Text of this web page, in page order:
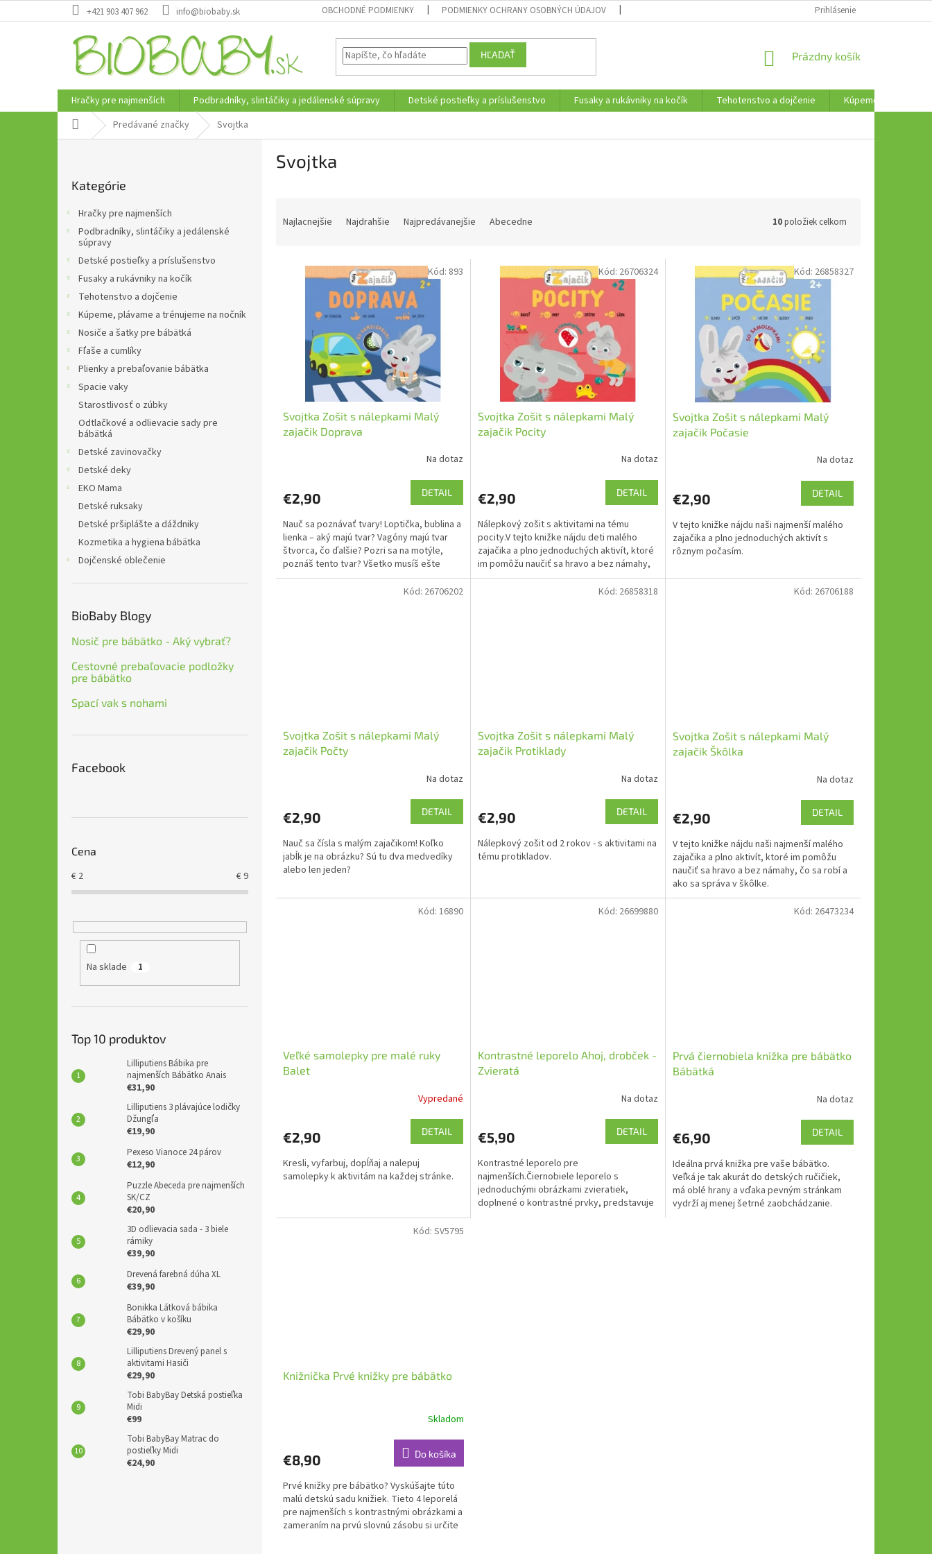
na
+421 903 407 962 info@biobaby.sk OBCHODNÉ PODMIENKY PODMIENKY OCHRANY OSOBNÝCH ÚDAJOV Prihlásenie
HĽADAŤ
NÁKUPNÝ
Prázdny košík
Hračky pre najmenších Podbradníky, slintáčiky a jedálenské súpravy Detské postieľky a príslušenstvo Fusaky a rukávniky na kočík Tehotenstvo a dojčenie
Kúpeme, plávame a
DomovPredávané značky Svojtka
kategórie
Kategórie
Hračky pre najmenších
Podbradníky, slintáčiky a jedálenské
súpravy
Detské postieľky a príslušenstvo
Fusaky a rukávniky na kočík
Tehotenstvo a dojčenie
Kúpeme, plávame a trénujeme na nočník
Nosiče a šatky pre bábätká
Fľaše a cumlíky
Plienky a prebaľovanie bábätka
Spacie vaky
Starostlivosť o zúbky
Odtlačkové a odlievacie sady pre
bábätká
Detské zavinovačky
Detské deky
EKO Mama
Detské ruksaky
Detské pršiplášte a dáždniky
Kozmetika a hygiena bábätka
Dojčenské oblečenie
BioBaby Blogy
Nosič pre bábätko - Aký vybrať?
Cestovné prebaľovacie podložky
pre bábätko
Spací vak s nohami
Facebook
Cena
€ 2 €9
Na sklade 1
Top 10 produktov
Lilliputiens Bábika pre
najmenších Bábätko Anais
€31,90
Lilliputiens 3 plávajúce lodičky
Džungľa
€19,90
Pexeso Vianoce 24 párov
€12,90
Puzzle Abeceda pre najmenších
SK/CZ
€20,90
3D odlievacia sada - 3 biele
rámiky
€39,90
Drevená farebná dúha XL
€39,90
Bonikka Látková bábika
Bábätko v košíku
€29,90
Lilliputiens Drevený panel s
aktivitami Hasiči
€29,90
Tobi BabyBay Detská postieľka
Midi
€99
Tobi BabyBay Matrac do
postieľky Midi
€24,90
Svojtka
Najlacnejšie Najdrahšie Najpredávanejšie Abecedne 10položiek celkom
Svojtka Zošit s nálepkami Malý
zajačik Doprava
Na dotaz
€2,90 DETAIL
Nauč sa poznávať tvary! Loptička, bublina a
lienka – aký majú tvar? Vagóny majú tvar
štvorca, čo ďalšie? Pozri sa na motýle,
poznáš tento tvar? Všetko musíš ešte
správne...
Kód: 893
Svojtka Zošit s nálepkami Malý
zajačik Pocity
Na dotaz
€2,90 DETAIL
Nálepkový zošit s aktivitami na tému
pocity.V tejto knižke nájdu deti malého
zajačika a plno jednoduchých aktivít, ktoré
im pomôžu naučiť sa hravo a bez námahy,
čo sú to pocity...
Kód: 26706324
Svojtka Zošit s nálepkami Malý
zajačik Počasie
Na dotaz
€2,90 DETAIL
V tejto knižke nájdu naši najmenší malého
zajačika a plno jednoduchých aktivít s
rôznym počasím.
Kód: 26858327
Svojtka Zošit s nálepkami Malý
zajačik Počty
Na dotaz
€2,90 DETAIL
Nauč sa čísla s malým zajačikom! Koľko
jabĺk je na obrázku? Sú tu dva medvedíky
alebo len jeden?
Kód: 26706202
Svojtka Zošit s nálepkami Malý
zajačik Protiklady
Na dotaz
€2,90 DETAIL
Nálepkový zošit od 2 rokov - s aktivitami na
tému protikladov.
Kód: 26858318
Svojtka Zošit s nálepkami Malý
zajačik Škôlka
Na dotaz
€2,90 DETAIL
V tejto knižke nájdu naši najmenší malého
zajačika a plno aktivít, ktoré im pomôžu
naučiť sa hravo a bez námahy, čo sa robí a
ako sa správa v škôlke.
Kód: 26706188
Veľké samolepky pre malé ruky
Balet
Vypredané
€2,90 DETAIL
Kresli, vyfarbuj, dopĺňaj a nalepuj
samolepky k aktivitám na každej stránke.
Kód: 16890
Kontrastné leporelo Ahoj, drobček -
Zvieratá
Na dotaz
€5,90 DETAIL
Kontrastné leporelo pre
najmenších.Čiernobiele leporelo s
jednoduchými obrázkami zvieratiek,
doplnené o kontrastné prvky, predstavuje
Kód: 26699880
Prvá čiernobiela knižka pre bábätko
Bábätká
Na dotaz
€6,90 DETAIL
Ideálna prvá knižka pre vaše bábätko.
Veľká je tak akurát do detských ručičiek,
má oblé hrany a vďaka pevným stránkam
vydrží aj menej šetrné zaobchádzanie.
Kód: 26473234
Knižnička Prvé knižky pre bábätko
Skladom
€8,90 Do košíka
Prvé knižky pre bábätko? Vyskúšajte túto
malú detskú sadu knižiek. Tieto 4 leporelá
pre najmenších s kontrastnými obrázkami a
zameraním na prvú slovnú zásobu si určite
Kód: SV5795